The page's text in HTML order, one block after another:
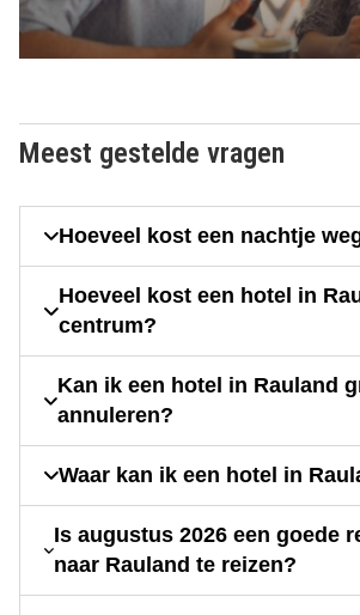
Meest gestelde vragen
Hoeveel kost een nachtje
Hoeveel kost een hotel in
centrum?
Kan ik een hotel in Rauland
annuleren?
Waar kan ik een hotel in
Is augustus 2026 een goede
naar Rauland te reizen?